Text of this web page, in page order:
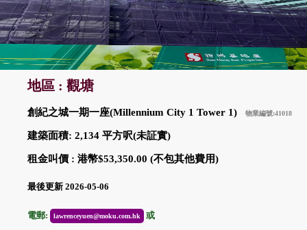
地區 : 觀塘
創紀之城一期一座(Millennium City 1 Tower 1) 物業編號:41018
建築面積: 2,134 平方呎(未証實)
租金叫價 : 港幣$53,350.00 (不包其他費用)
最後更新 2026-05-06
電郵: lawrenceyuen@moku.com.hk 或